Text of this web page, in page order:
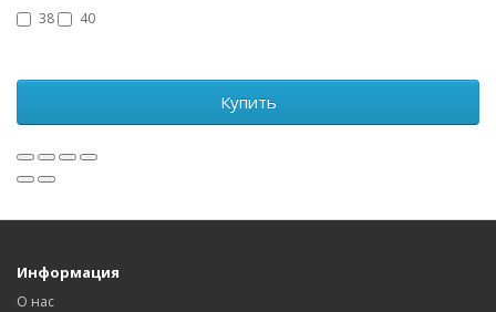
38 40
Купить
Информация
О нас